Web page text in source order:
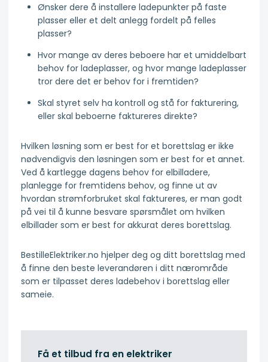
Ønsker dere å installere ladepunkter på faste
plasser eller et delt anlegg fordelt på felles
plasser?
Hvor mange av deres beboere har et umiddelbart
behov for ladeplasser, og hvor mange ladeplasser
tror dere det er behov for i fremtiden?
Skal styret selv ha kontroll og stå for fakturering,
eller skal beboerne faktureres direkte?
Hvilken løsning som er best for et borettslag er ikke
nødvendigvis den løsningen som er best for et annet.
Ved å kartlegge dagens behov for elbilladere,
planlegge for fremtidens behov, og finne ut av
hvordan strømforbruket skal faktureres, er man godt
på vei til å kunne besvare spørsmålet om hvilken
elbillader som er best for akkurat deres borettslag.
BestilleElektriker.no hjelper deg og ditt borettslag med
å finne den beste leverandøren i ditt nærområde
som er tilpasset deres ladebehov i borettslag eller
sameie.
Få et tilbud fra en elektriker